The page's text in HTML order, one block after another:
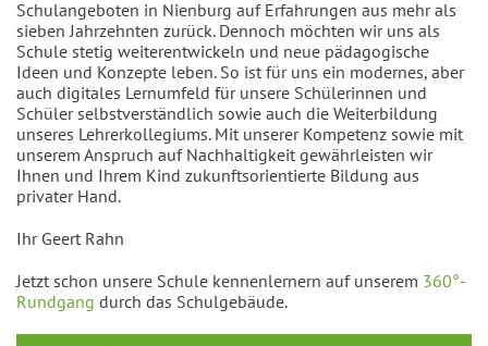
Schulangeboten in Nienburg auf Erfahrungen aus mehr als
sieben Jahrzehnten zurück. Dennoch möchten wir uns als
Schule stetig weiterentwickeln und neue pädagogische
Ideen und Konzepte leben. So ist für uns ein modernes, aber
auch digitales Lernumfeld für unsere Schülerinnen und
Schüler selbstverständlich sowie auch die Weiterbildung
unseres Lehrerkollegiums. Mit unserer Kompetenz sowie mit
unserem Anspruch auf Nachhaltigkeit gewährleisten wir
Ihnen und Ihrem Kind zukunftsorientierte Bildung aus
privater Hand.
Ihr Geert Rahn
Jetzt schon unsere Schule kennenlernern auf unserem 360°-
Rundgang durch das Schulgebäude.